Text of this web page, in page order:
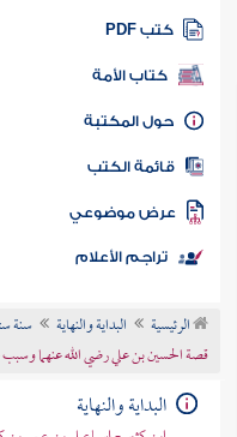
كتب PDF
كتاب الأمة
المكتبة
الكتب
موضوعي
تراجم الأعلام
الرئيسية البداية والنهاية
سنة
قصة الحسين بن علي رضي الله عنهما
البداية والنهاية